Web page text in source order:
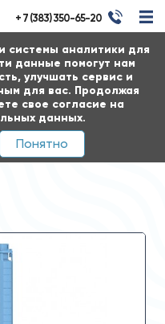
системы аналитики для
данные помогут нам
улучшать сервис и
для вас. Продолжая
свое согласие на
данных.
Понятно
+ 7 (383) 350-65-20